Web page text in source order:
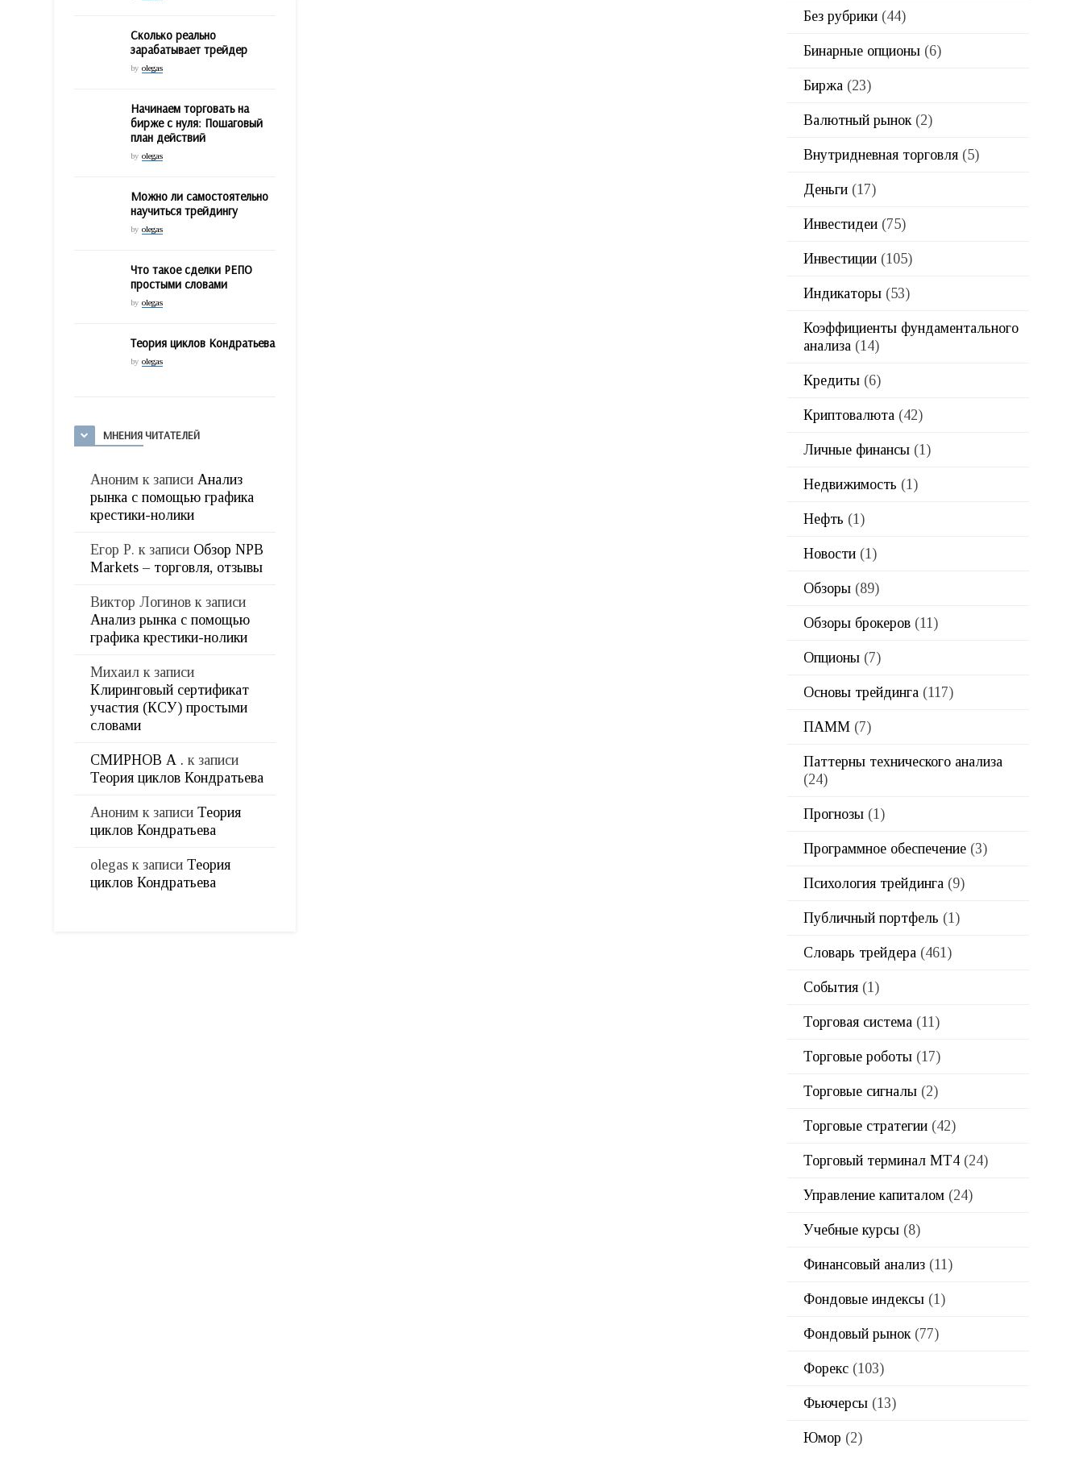
Сколько реально
зарабатывает трейдер
by olegas
Начинаем торговать на
бирже с нуля: Пошаговый
план действий
by olegas
Можно ли самостоятельно
научиться трейдингу
by olegas
Что такое сделки РЕПО
простыми словами
by olegas
Теория циклов Кондратьева
by olegas
МНЕНИЯ ЧИТАТЕЛЕЙ
Аноним к записи Анализ
рынка с помощью графика
крестики-нолики
Егор Р. к записи Обзор NPB
Markets – торговля, отзывы
Виктор Логинов к записи
Анализ рынка с помощью
графика крестики-нолики
Михаил к записи
Клиринговый сертификат
участия (КСУ) простыми
словами
СМИРНОВ А . к записи
Теория циклов Кондратьева
Аноним к записи Теория
циклов Кондратьева
olegas к записи Теория
циклов Кондратьева
Без рубрики (44)
Бинарные опционы (6)
Биржа (23)
Валютный рынок(2)
Внутридневная торговля (5)
Деньги (17)
Инвестидеи (75)
Инвестиции (105)
Индикаторы (53)
Коэффициенты фундаментального
анализа (14)
Кредиты (6)
Криптовалюта (42)
Личные финансы (1)
Недвижимость (1)
Нефть (1)
Новости (1)
Обзоры (89)
Обзоры брокеров (11)
Опционы (7)
Основы трейдинга (117)
ПАММ (7)
Паттерны технического анализа
(24)
Прогнозы (1)
Программное обеспечение (3)
Психология трейдинга (9)
Публичный портфель (1)
Словарь трейдера (461)
События (1)
Торговая система (11)
Торговые роботы (17)
Торговые сигналы (2)
Торговые стратегии (42)
Торговый терминал МТ4 (24)
Управление капиталом (24)
Учебные курсы (8)
Финансовый анализ (11)
Фондовые индексы (1)
Фондовый рынок(77)
Форекс (103)
Фьючерсы (13)
Юмор (2)